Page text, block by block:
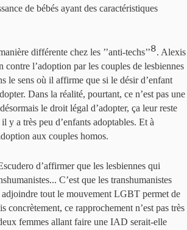
de bébés ayant des caractéristiques
différente chez les ’’anti-techs’’8. Alexis
l’adoption par les couples de lesbiennes
le sens où il affirme que si le désir d’enfant
Dans la réalité, pourtant, ce n’est pas une
le droit légal d’adopter, ça leur reste
y a très peu d’enfants adoptables. Et à
aux couples homos.
d’affirmer que les lesbiennes qui
C’est que les transhumanistes
adjoindre tout le mouvement LGBT permet de
concrètement, ce rapprochement n’est pas très
femmes allant faire une IAD serait-elle